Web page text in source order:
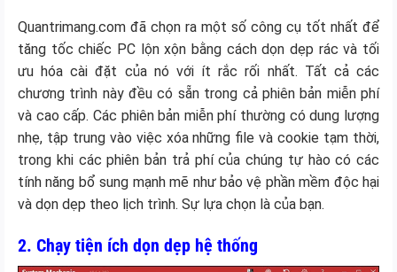
Quantrimang.com đã chọn ra một số công cụ tốt nhất để
tăng tốc chiếc PC lộn xộn bằng cách dọn dẹp rác và tối
ưu hóa cài đặt của nó với ít rắc rối nhất. Tất cả các
chương trình này đều có sẵn trong cả phiên bản miễn phí
và cao cấp. Các phiên bản miễn phí thường có dung lượng
nhẹ, tập trung vào việc xóa những file và cookie tạm thời,
trong khi các phiên bản trả phí của chúng tự hào có các
tính năng bổ sung mạnh mẽ như bảo vệ phần mềm độc hại
và dọn dẹp theo lịch trình. Sự lựa chọn là của bạn.
2. Chạy tiện ích dọn dẹp hệ thống